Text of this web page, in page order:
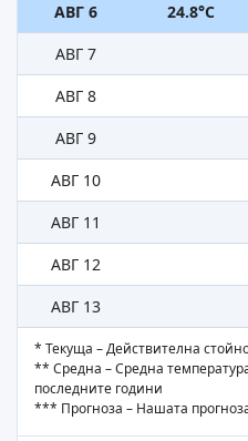
АВГ 6
24.8°C
АВГ 7
АВГ 8
АВГ 9
АВГ 10
АВГ 11
АВГ 12
АВГ 13
* Текуща – Действителна
** Средна – Средна
последните години
*** Прогноза – Нашата